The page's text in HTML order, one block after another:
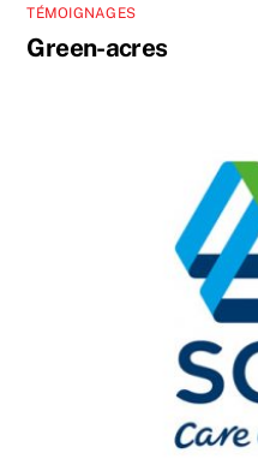
TÉMOIGNAGES
Green-acres